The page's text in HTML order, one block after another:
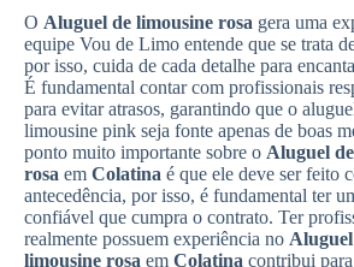
O Aluguel de limousine rosa gera uma
equipe Vou de Limo entende que se trata
por isso, cuida de cada detalhe para
É fundamental contar com profissionais
para evitar atrasos, garantindo que o
limousine pink seja fonte apenas de boas
ponto muito importante sobre o Aluguel
rosa em Colatina é que ele deve ser feito
antecedência, por isso, é fundamental ter
confiável que cumpra o contrato. Ter
realmente possuem experiência no
limousine rosa em Colatina contribui